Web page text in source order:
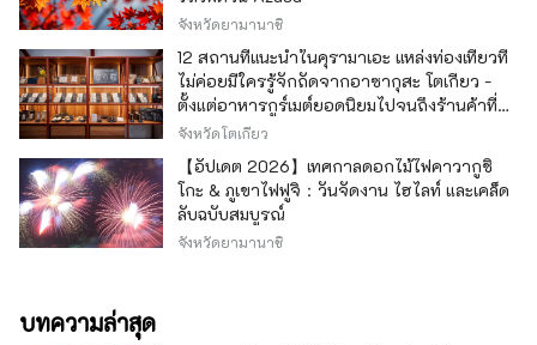
จังหวัดยามานาชิ
12 สถานที่แนะนำในคุรามาเอะ แหล่งท่องเที่ยวที่
ไม่ค่อยมีใครรู้จักถัดจากอาซากุสะ โตเกียว -
ตั้งแต่อาหารกูร์เมต์ยอดนิยมไปจนถึงร้านค้าที่มี
เอกลักษณ์ -
จังหวัดโตเกียว
【อัปเดต 2026】เทศกาลดอกไม้ไฟคาวากูชิ
โกะ & ภูเขาไฟฟูจิ：วันจัดงาน ไฮไลท์ และเคล็ด
ลับฉบับสมบูรณ์
จังหวัดยามานาชิ
บทความล่าสุด